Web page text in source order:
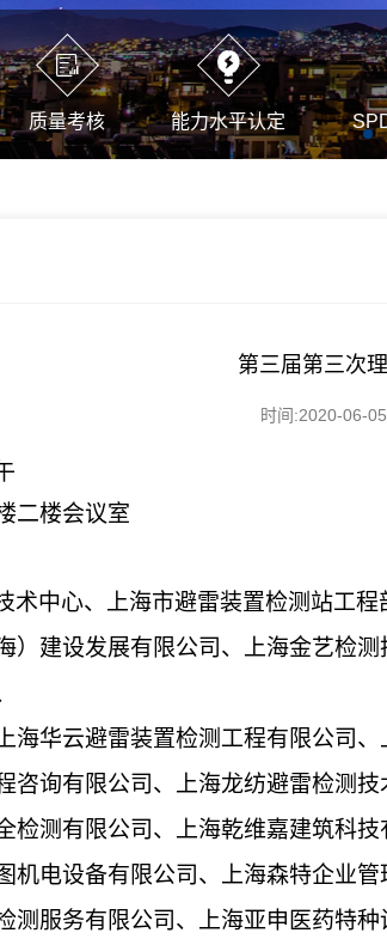
质量考核 能力水平认定
第三届第三次
时间:2020-06-05
二楼会议室
术中心、上海市避雷装置检测站工
）建设发展有限公司、上海金艺检
海华云避雷装置检测工程有限公司
咨询有限公司、上海龙纺避雷检测
检测有限公司、上海乾维嘉建筑科
机电设备有限公司、上海森特企业
测服务有限公司、上海亚申医药特种